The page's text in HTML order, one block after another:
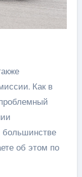
Как в
большинстве
об этом по